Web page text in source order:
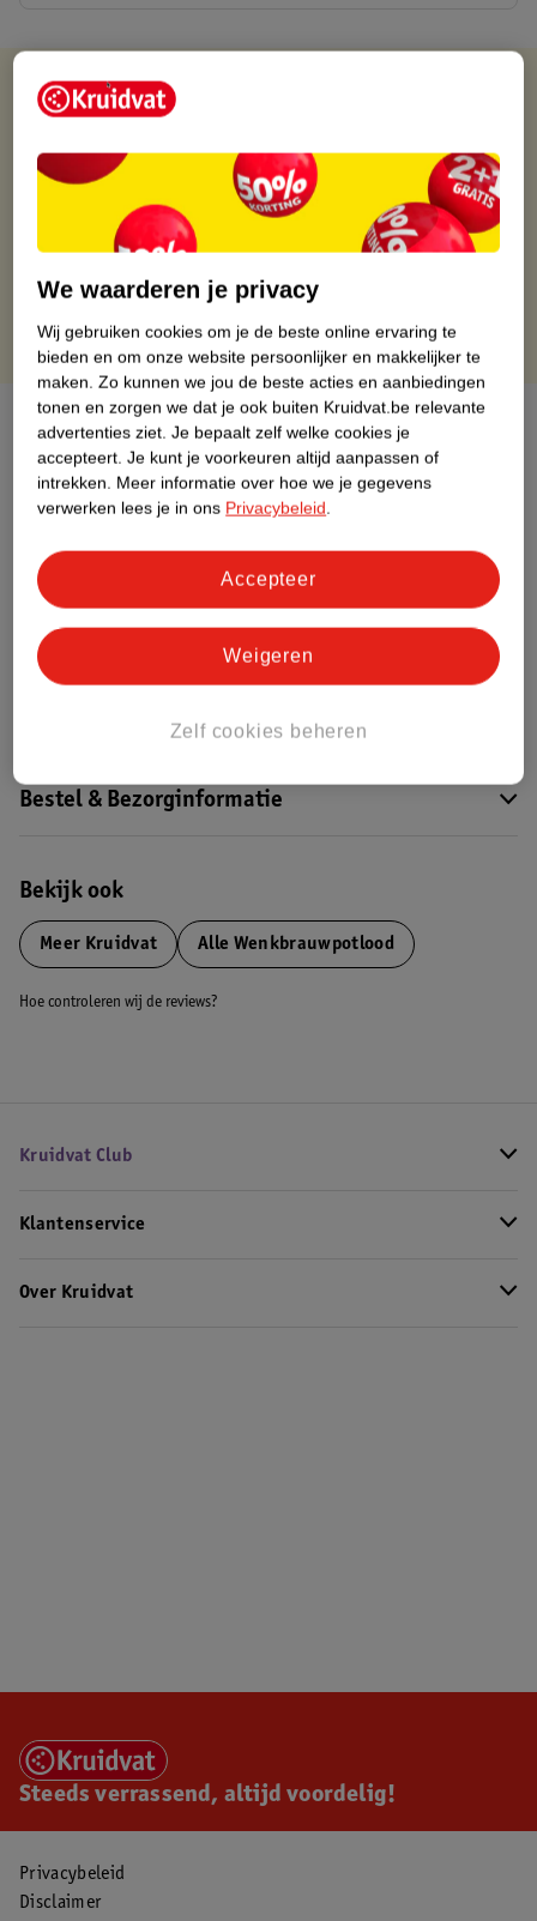
Kruidvat is altijd voordelig
Gratis ophalen in de winkel
Op werkdagen voor 22:00 uur besteld, volgende dag in huis
Gratis thuisbezorgd vanaf 50.00
Gratis retourneren binnen 30 dagen
Over dit product
Productinformatie
Etiketinformatie
Dit product heeft (nog) geen Nature
Bestel & Bezorginformatie
Bekijk ook
Meer Kruidvat Alle Wenkbrauwpotlood
Hoe controleren wij de reviews?
Kruidvat Club
Klantenservice
Over Kruidvat
Steeds verrassend, altijd voordelig!
Privacybeleid
Disclaimer
We waarderen je privacy
Wij gebruiken cookies om je de beste online ervaring te
bieden en om onze website persoonlijker en makkelijker te
maken. Zo kunnen we jou de beste acties en aanbiedingen
tonen en zorgen we dat je ook buiten Kruidvat.be relevante
advertenties ziet. Je bepaalt zelf welke cookies je
accepteert. Je kunt je voorkeuren altijd aanpassen of
intrekken. Meer informatie over hoe we je gegevens
verwerken lees je in ons Privacybeleid.
Zelf cookies beheren
Weigeren
Accepteer